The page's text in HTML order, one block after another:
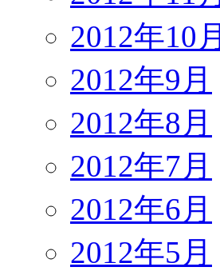
2012年10月
2012年9月
2012年8月
2012年7月
2012年6月
2012年5月